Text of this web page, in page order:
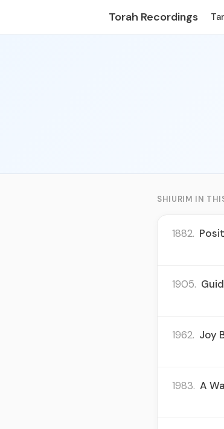
Torah Recordings
SHIURIM IN
1882.
1905.
1962. Joy
1983. A